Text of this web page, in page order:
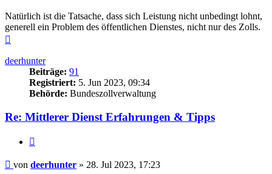
Natürlich ist die Tatsache, dass sich Leistung nicht unbedingt lohnt,
generell ein Problem des öffentlichen Dienstes, nicht nur des Zolls.
deerhunter
Beiträge: 91
Registriert: 5. Jun 2023, 09:34
Behörde: Bundeszollverwaltung
Re: Mittlerer Dienst Erfahrungen & Tipps
Beitrag
von deerhunter » 28. Jul 2023, 17:23